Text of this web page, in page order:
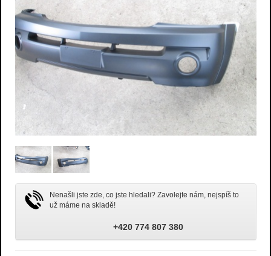
Nenašli jste zde, co jste hledali? Zavolejte nám, nejspíš to
už máme na skladě!
+420 774 807 380